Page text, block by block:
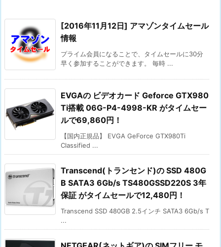
[2016年11月12日] アマゾンタイムセール
情報
プライム会員になることで、タイムセールに30分
早く参加することができます。 毎時 ...
EVGAの ビデオカード Geforce GTX980
Ti搭載 06G-P4-4998-KR がタイムセー
ルで69,860円！
【国内正規品】 EVGA GeForce GTX980Ti
Classified ...
Transcend(トランセンド)の SSD 480G
B SATA3 6Gb/s TS480GSSD220S 3年
保証 がタイムセールで12,480円！
Transcend SSD 480GB 2.5インチ SATA3 6Gb/s T
...